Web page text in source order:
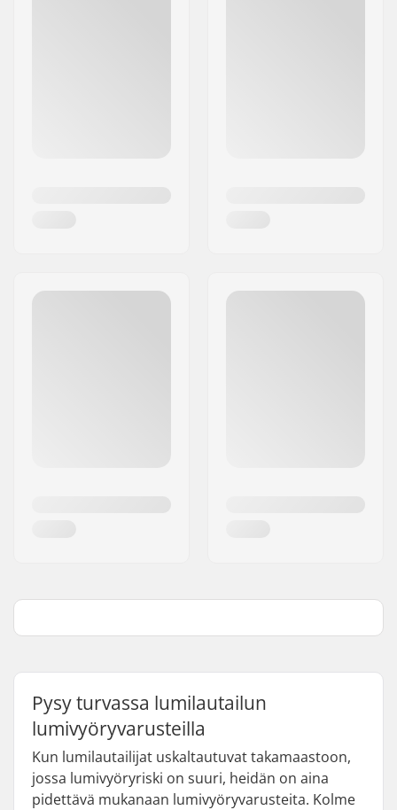
Pysy turvassa lumilautailun
lumivyöryvarusteilla
Kun lumilautailijat uskaltautuvat takamaastoon,
jossa lumivyöryriski on suuri, heidän on aina
pidettävä mukanaan lumivyöryvarusteita. Kolme